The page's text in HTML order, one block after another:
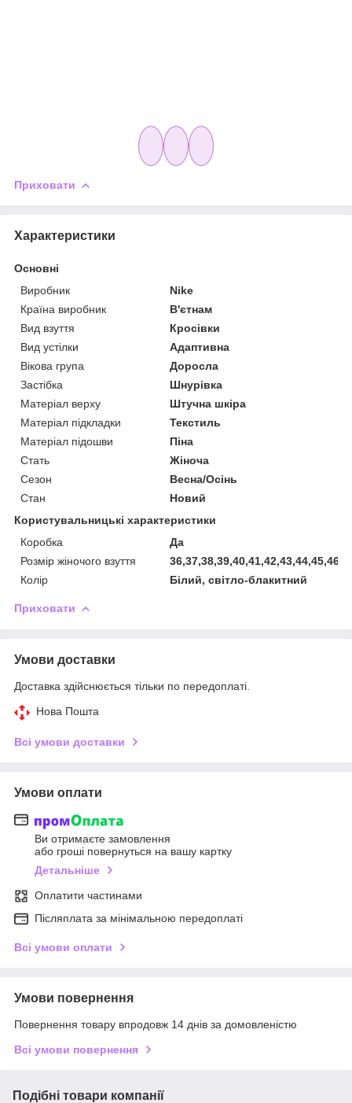
Приховати
Характеристики
Основні
Виробник
Nike
Країна виробник
В'єтнам
Вид взуття
Кросівки
Вид устілки
Адаптивна
Вікова група
Доросла
Застібка
Шнурівка
Матеріал верху
Штучна шкіра
Матеріал підкладки
Текстиль
Матеріал підошви
Піна
Стать
Жіноча
Сезон
Весна/Осінь
Стан
Новий
Користувальницькі характеристики
Коробка
Да
Розмір жіночого взуття
36,37,38,39,40,41,42,43,44,45,46
Колір
Білий, світло-блакитний
Приховати
Умови доставки
Доставка здійснюється тільки по передоплаті.
Нова Пошта
Всі умови доставки
Умови оплати
Ви отримаєте замовлення
або гроші повернуться на вашу картку
Детальніше
Оплатити частинами
Післяплата за мінімальною передоплаті
Всі умови оплати
Умови повернення
Повернення товару впродовж 14 днів за домовленістю
Всі умови повернення
Подібні товари компанії